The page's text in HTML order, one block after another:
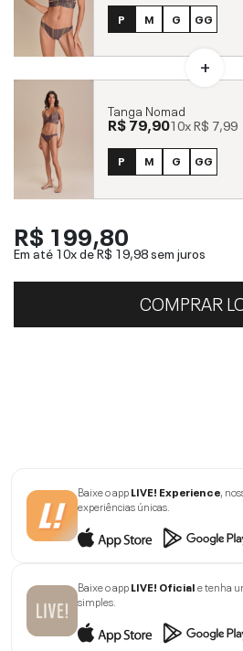
P M G GG
Tanga Nomad
R$ 79,9010xR$ 7,99
P M G GG
R$ 199,80
Em até 10x deR$ 19,98sem juros
COMPRAR
Baixe o appLIVE! Experience ,
experiências únicas.
Baixe o appLIVE! Oficiale tenha
simples.